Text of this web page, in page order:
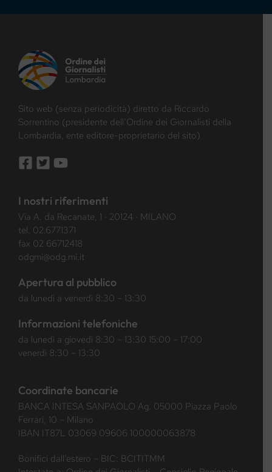
Sito web (senza periodicità) diretto da Riccardo
Sorrentino (presidente dell’Ordine dei Giornalisti della
Lombardia, ente editore-proprietario del sito)
I nostri riferimenti
Via A. da Recanate, 1 · 20124 · MILANO
tel. 02.6771371
fax 02 66712418
odgmi@odg.mi.it
Apertura al pubblico
da lunedì a venerdì 8:30 – 13:30
Informazioni telefoniche
da lunedì a giovedì 8:30 – 13:30 15:00 – 17:00
venerdì 8:30 – 13:30
Coordinate bancarie
BANCA INTESA SANPAOLO Ag. 05000 Piazza Paolo
Ferrari, 10 – Milano
IBAN IT87L 03069 09606 100000063878
Bonifici dall’estero – BIC: BCITITMM